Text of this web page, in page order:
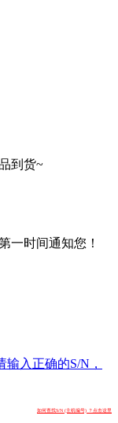
到货~
一时间通知您！
入正确的S/N，
如何查找S/N (主机编号) ？点击这里